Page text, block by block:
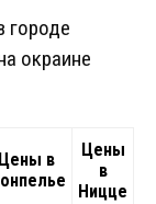
городе
окраине
Цены в
Цены
в
Ницце